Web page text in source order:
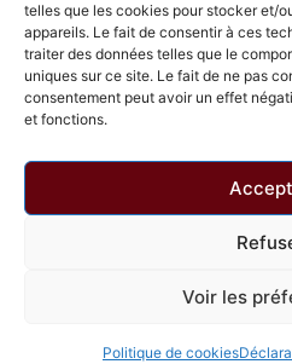
telles que les cookies pour stocker et/
appareils. Le fait de consentir à ces
traiter des données telles que le
uniques sur ce site. Le fait de ne pas
consentement peut avoir un effet
et fonctions.
Voir les
Politique de cookies
© 2026 - Télévision Régionale des